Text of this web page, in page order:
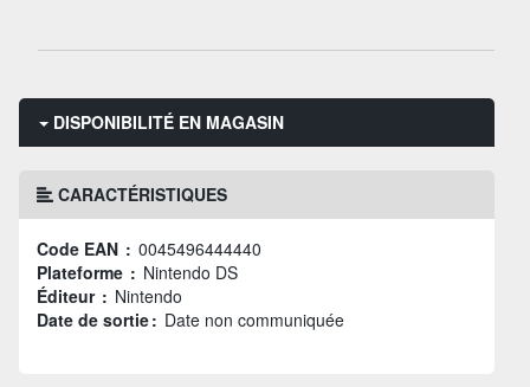
DISPONIBILITÉ EN MAGASIN
CARACTÉRISTIQUES
Code EAN : 0045496444440
Plateforme : Nintendo DS
Éditeur : Nintendo
Date de sortie : Date non communiquée